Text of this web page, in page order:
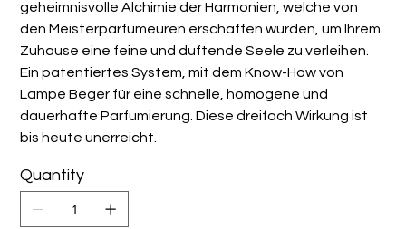
geheimnisvolle Alchimie der Harmonien, welche von
den Meisterparfumeuren erschaffen wurden, um Ihrem
Zuhause eine feine und duftende Seele zu verleihen.
Ein patentiertes System, mit dem Know-How von
Lampe Beger für eine schnelle, homogene und
dauerhafte Parfumierung. Diese dreifach Wirkung ist
bis heute unerreicht.
Quantity